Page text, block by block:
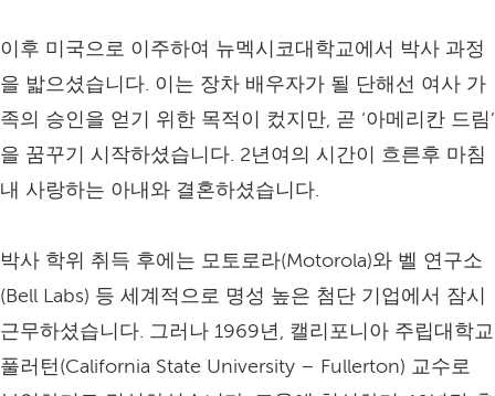
이후 미국으로 이주하여 뉴멕시코대학교에서 박사 과정
을 밟으셨습니다. 이는 장차 배우자가 될 단해선 여사 가
족의 승인을 얻기 위한 목적이 컸지만, 곧 ‘아메리칸 드림’
을 꿈꾸기 시작하셨습니다. 2년여의 시간이 흐른후 마침
내 사랑하는 아내와 결혼하셨습니다.
박사 학위 취득 후에는 모토로라(Motorola)와 벨 연구소
(Bell Labs) 등 세계적으로 명성 높은 첨단 기업에서 잠시
근무하셨습니다. 그러나 1969년, 캘리포니아 주립대학교
풀러턴(California State University – Fullerton) 교수로